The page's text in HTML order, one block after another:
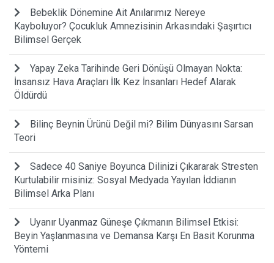
Bebeklik Dönemine Ait Anılarımız Nereye
Kayboluyor? Çocukluk Amnezisinin Arkasındaki Şaşırtıcı
Bilimsel Gerçek
Yapay Zeka Tarihinde Geri Dönüşü Olmayan Nokta:
İnsansız Hava Araçları İlk Kez İnsanları Hedef Alarak
Öldürdü
Bilinç Beynin Ürünü Değil mi? Bilim Dünyasını Sarsan
Teori
Sadece 40 Saniye Boyunca Dilinizi Çıkararak Stresten
Kurtulabilir misiniz: Sosyal Medyada Yayılan İddianın
Bilimsel Arka Planı
Uyanır Uyanmaz Güneşe Çıkmanın Bilimsel Etkisi:
Beyin Yaşlanmasına ve Demansa Karşı En Basit Korunma
Yöntemi